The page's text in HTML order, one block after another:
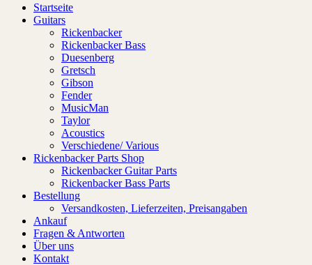
Startseite
Guitars
Rickenbacker
Rickenbacker Bass
Duesenberg
Gretsch
Gibson
Fender
MusicMan
Taylor
Acoustics
Verschiedene/ Various
Rickenbacker Parts Shop
Rickenbacker Guitar Parts
Rickenbacker Bass Parts
Bestellung
Versandkosten, Lieferzeiten, Preisangaben
Ankauf
Fragen & Antworten
Über uns
Kontakt